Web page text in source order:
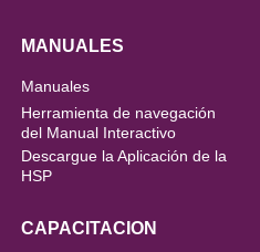
MANUALES
Manuales
Herramienta de navegación
del Manual Interactivo
Descargue la Aplicación de la
HSP
CAPACITACION